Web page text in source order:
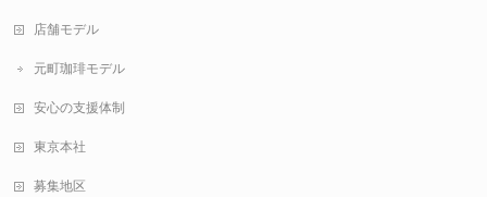
店舗モデル
元町珈琲モデル
安心の支援体制
東京本社
募集地区